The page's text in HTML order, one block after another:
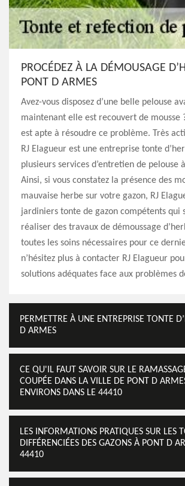
PROCÉDEZ À LA DÉMOUSAGE
PONT D ARMES
Avez-vous disposez d’une belle pelouse
maintenant elle est recouvert de mousse
est apte à résoudre ce problème. Très
RJ Elagueur est une entreprise tonte
plusieurs services d’entretien de pelouse
Ainsi, si vous constatez la présence des
mauvaise herbe sur votre gazon, RJ
jardiniers tonte de gazon compétents qui
réaliser des travaux de démoussage
toutes les soins nécessaires pour ce
n’hésitez plus à contacter RJ Elagueur
solutions adéquates face aux problèmes
PERMETTRE À UNE ENTREPRISE TONTE
D ARMES
CE QU'IL FAUT SAVOIR SUR LE
COUPÉE DANS LA VILLE DE PONT D
ENVIRONS DANS LE 44410
LES INFORMATIONS PRATIQUES SUR LES
DIFFÉRENCIÉES DES GAZONS À PONT D
44410